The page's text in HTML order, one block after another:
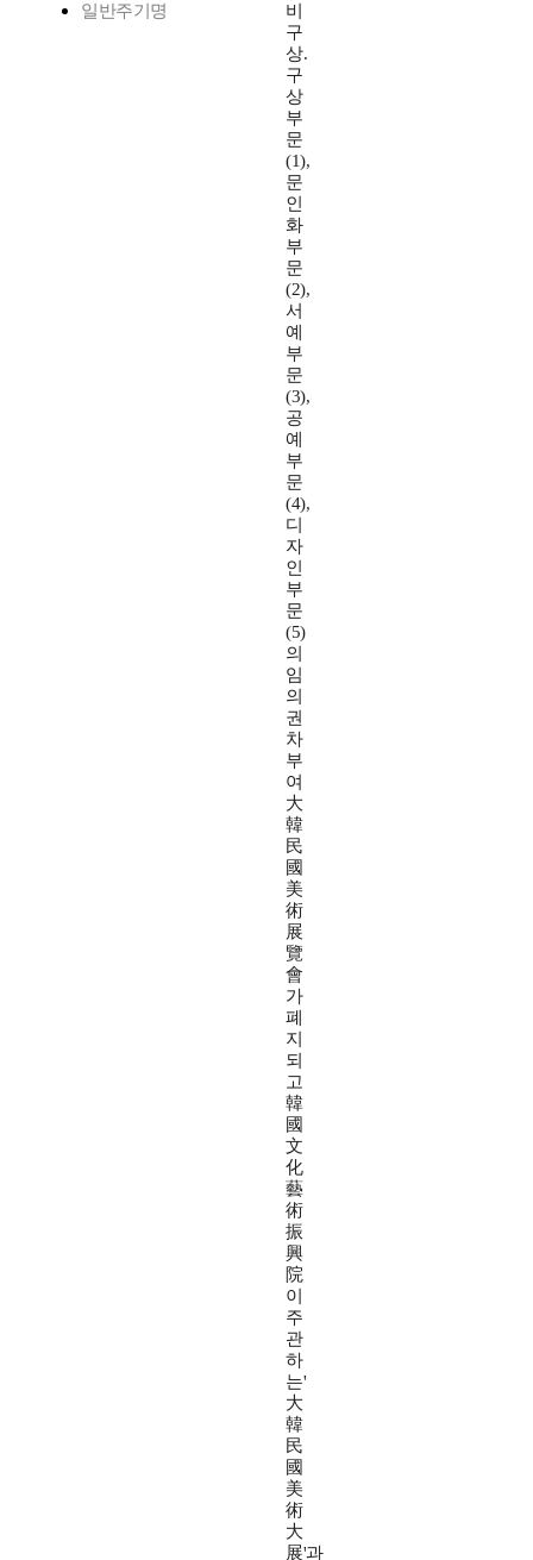
일반주기명
비
구
상.
구
상
부
문
(1),
문
인
화
부
문
(2),
서
예
부
문
(3),
공
예
부
문
(4),
디
자
인
부
문
(5)
의
임
의
권
차
부
여
大
韓
民
國
美
術
展
覽
會
가
폐
지
되
고
韓
國
文
化
藝
術
振
興
院
이
주
관
하
는'
大
韓
民
國
美
術
大
展'과